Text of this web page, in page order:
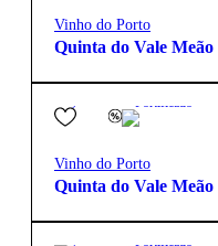
Vinho do Porto
Quinta do Vale Meão
Fortificado
Vinho do Porto
Quinta do Vale Meão
Fortificado